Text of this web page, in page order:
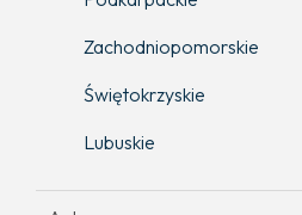
Zachodniopomorskie
Świętokrzyskie
Lubuskie